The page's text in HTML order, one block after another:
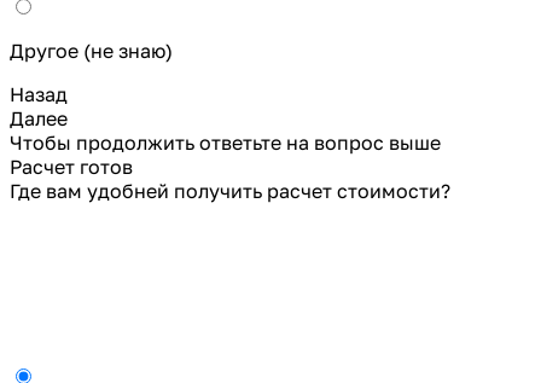
Другое (не знаю)
Назад
Далее
Чтобы продолжить ответьте на вопрос выше
Расчет готов
Где вам удобней получить расчет стоимости?